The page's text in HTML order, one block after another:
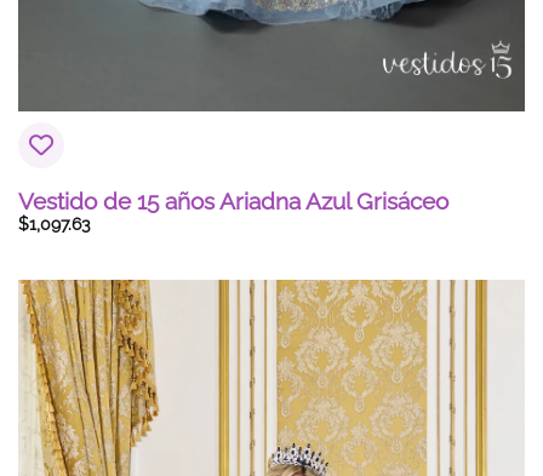
Vestido de 15 años Ariadna Azul Grisáceo
$1,097.63